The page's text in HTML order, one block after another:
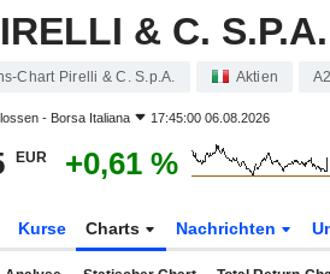
& C. S.P.A.
Chart Pirelli & C. S.p.A. Aktien
- Borsa Italiana 17:45:00 06.08.2026
EUR +0,61 %
Kurse Charts Nachrichten